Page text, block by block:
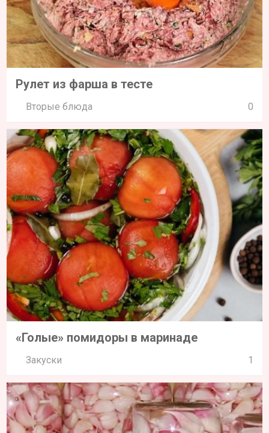
Рулет из фарша в тесте
Вторые блюда 0
«Голые» помидоры в маринаде
Закуски 1